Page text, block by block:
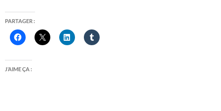
PARTAGER :
J’AIME ÇA :